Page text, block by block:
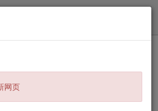
会再提“美国应掌控格
友紧张
网页